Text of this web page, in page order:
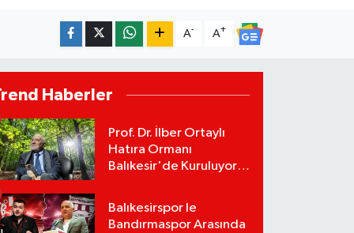
A- A+
Haberler
Prof. Dr. İlber Ortaylı
Hatıra Ormanı
Balıkesir'de Kuruluyor!
Balıkesirspor le
Bandırmaspor Arasında